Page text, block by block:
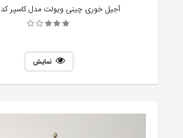
آجیل خوری چینی ویولت مدل کاسپر کد 22215
نمایش